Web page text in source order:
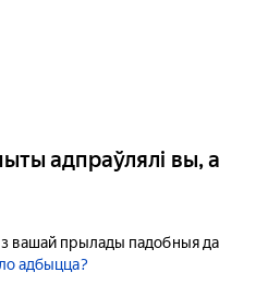
адпраўлялі вы, а
вашай прылады падобныя да
адбыцца?